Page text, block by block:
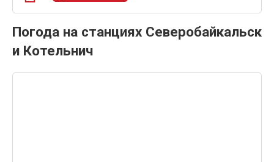
Погода на станциях Северобайкальск
и Котельнич